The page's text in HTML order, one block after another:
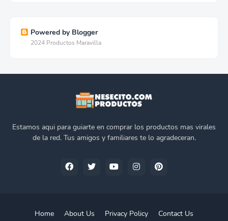
Powered by Blogger
2024 Productos Maravilla
Estamos aqui para guiarte en comprar los productos mas virales
de la red. Tus amigos y familiares te lo agradeceran.
Home About Us Privacy Policy Contact Us